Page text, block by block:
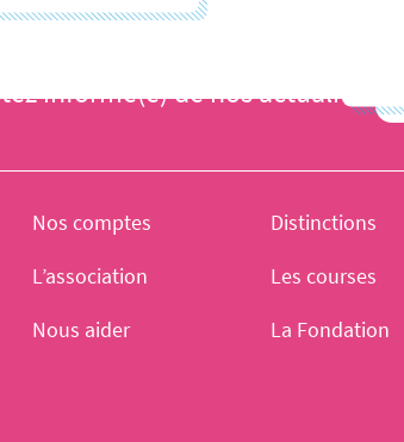
informé(e) de nos actualités
Nos comptes Distinctions
L’association Les courses
Nous aider La Fondation